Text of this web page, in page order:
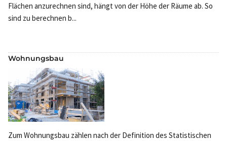
Flächen anzurechnen sind, hängt von der Höhe der Räume ab. So
sind zu berechnen b...
Wohnungsbau
Zum Wohnungsbau zählen nach der Definition des Statistischen